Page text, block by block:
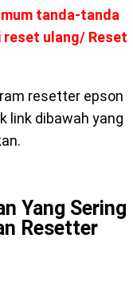
tanda-tanda
reset ulang/ Reset
resetter epson
link dibawah yang
Yang Sering
Resetter